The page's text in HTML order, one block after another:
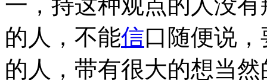
一，持这种观点的人没
的人，不能信口随便说
的人，带有很大的想当